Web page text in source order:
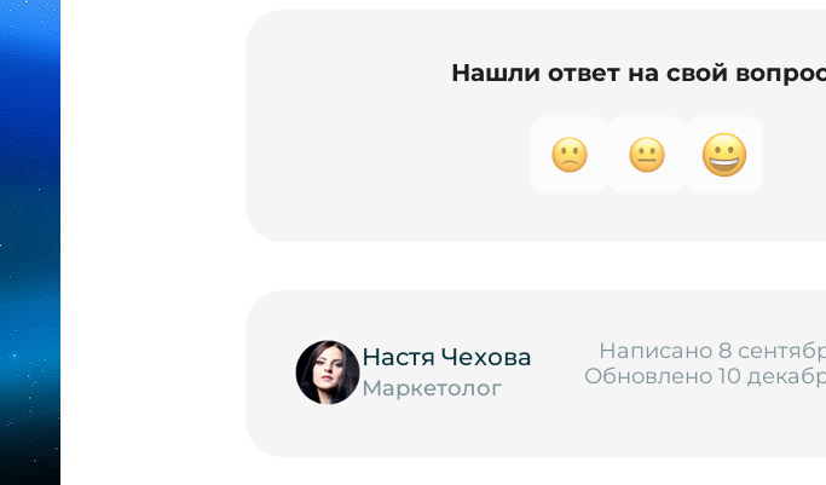
Нашли ответ на свой
Настя Чехова
Маркетолог
Написано 8
Обновлено 10